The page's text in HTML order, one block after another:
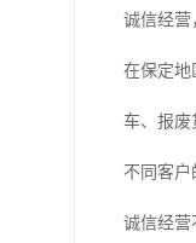
诚信经营
在保定地
车、报废
不同客户
诚信经营